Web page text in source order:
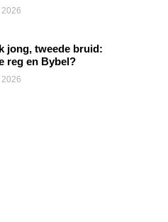
jong, tweede bruid:
reg en Bybel?